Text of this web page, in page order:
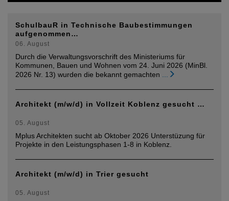
SchulbauR in Technische Baubestimmungen
aufgenommen…
06. August
Durch die Verwaltungsvorschrift des Ministeriums für
Kommunen, Bauen und Wohnen vom 24. Juni 2026 (MinBl.
2026 Nr. 13) wurden die bekannt gemachten ...
Architekt (m/w/d) in Vollzeit Koblenz gesucht …
05. August
Mplus Architekten sucht ab Oktober 2026 Unterstüzung für
Projekte in den Leistungsphasen 1-8 in Koblenz.
Architekt (m/w/d) in Trier gesucht
05. August